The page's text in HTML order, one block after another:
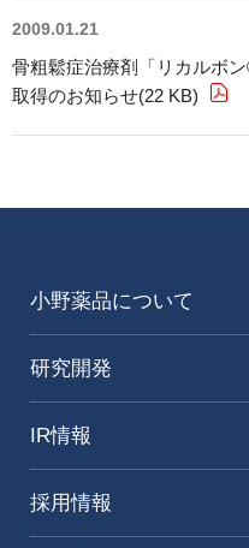
2009.01.21
骨粗鬆症治療剤「リカルボ
取得のお知らせ(22 KB)
小野薬品について
研究開発
IR情報
採用情報